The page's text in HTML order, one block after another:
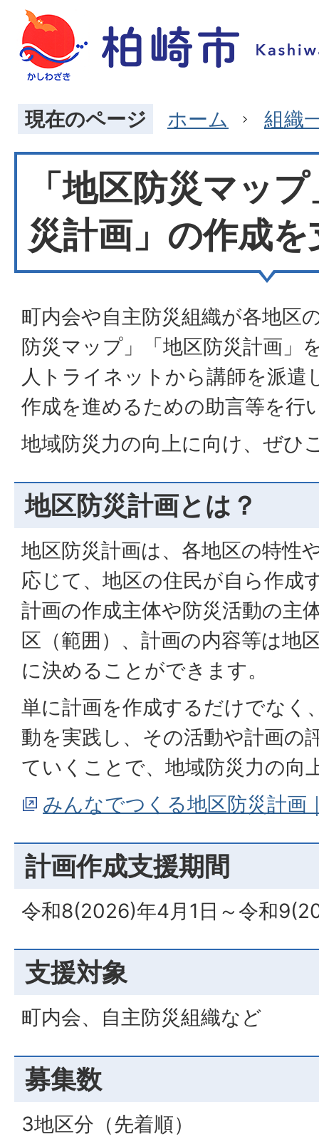
現在のページ ホーム 組織
「地区防災マッ
災計画」の作成
町内会や自主防災組織が各地区
防災マップ」「地区防災計画」
人トライネットから講師を派遣
作成を進めるための助言等を行
地域防災力の向上に向け、ぜひ
地区防災計画とは？
地区防災計画は、各地区の特性
応じて、地区の住民が自ら作成
計画の作成主体や防災活動の主
区（範囲）、計画の内容等は地
に決めることができます。
単に計画を作成するだけでなく
動を実践し、その活動や計画の
ていくことで、地域防災力の向
みんなでつくる地区防災計画
計画作成支援期間
令和8(2026)年4月1日～令和
支援対象
町内会、自主防災組織など
募集数
3地区分（先着順）